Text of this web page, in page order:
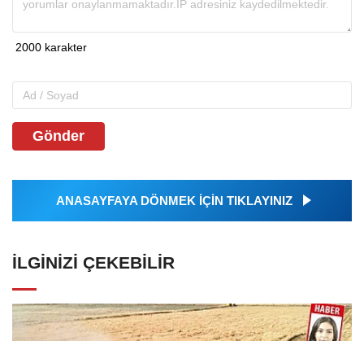
Gönder
ANASAYFAYA DÖNMEK İÇİN TIKLAYINIZ
İLGINIZI ÇEKEBILIR